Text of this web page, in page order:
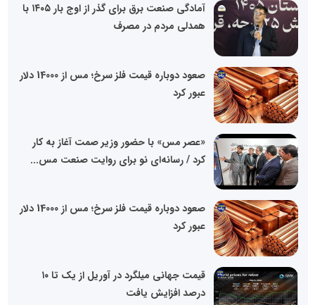
آمادگی صنعت برق برای گذر از اوج بار ۱۴۰۵ با
همدلی مردم در مصرف
صعود دوباره قیمت فلز سرخ؛ مس از 14000 دلار
عبور کرد
«عصر مس» با حضور وزیر صمت آغاز به کار
کرد / رسانه‌ای نو برای روایت صنعت مس...
صعود دوباره قیمت فلز سرخ؛ مس از 14000 دلار
عبور کرد
قیمت جهانی میلگرد در آوریل از یک تا ۱۰
درصد افزایش یافت